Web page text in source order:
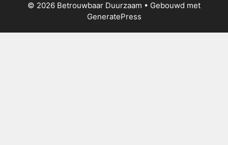
© 2026 Betrouwbaar Duurzaam • Gebouwd met
GeneratePress